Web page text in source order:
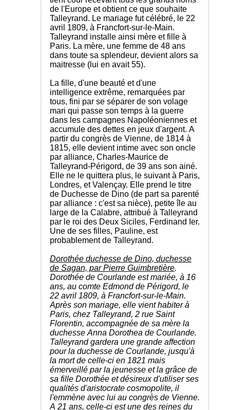
de l'Europe et obtient ce que souhaite
Talleyrand. Le mariage fut célébré, le 22
avril 1809, à Francfort-sur-le-Main.
Talleyrand installe ainsi mère et fille à
Paris. La mère, une femme de 48 ans
dans toute sa splendeur, devient alors sa
maitresse (lui en avait 55).
La fille, d'une beauté et d'une
intelligence extrême, remarquées par
tous, fini par se séparer de son volage
mari qui passe son temps à la guerre
dans les campagnes Napoléoniennes et
accumule des dettes en jeux d'argent. A
partir du congrès de Vienne, de 1814 à
1815, elle devient intime avec son oncle
par alliance, Charles-Maurice de
Talleyrand-Périgord, de 39 ans son ainé.
Elle ne le quittera plus, le suivant à Paris,
Londres, et Valençay. Elle prend le titre
de Duchesse de Dino (de part sa parenté
par alliance : c'est sa nièce), petite île au
large de la Calabre, attribué à Talleyrand
par le roi des Deux Siciles, Ferdinand Ier.
Une de ses filles, Pauline, est
probablement de Talleyrand.
Dorothée duchesse de Dino, duchesse
de Sagan, par Pierre Guimbretière.
Dorothée de Courlande est mariée, à 16
ans, au comte Edmond de Périgord, le
22 avril 1809, à Francfort-sur-le-Main.
Après son mariage, elle vient habiter à
Paris, chez Talleyrand, 2 rue Saint
Florentin, accompagnée de sa mère la
duchesse Anna Dorothea de Courlande.
Talleyrand gardera une grande affection
pour la duchesse de Courlande, jusqu'à
la mort de celle-ci en 1821 mais
émerveillé par la jeunesse et la grâce de
sa fille Dorothée et désireux d'utiliser ses
qualités d'aristocrate cosmopolite, il
l'emmène avec lui au congrès de Vienne.
A 21 ans, celle-ci est une des reines du